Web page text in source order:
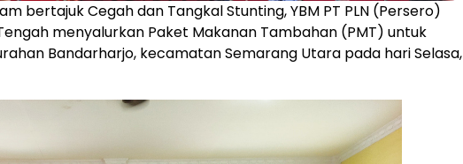
bertajuk Cegah dan Tangkal Stunting, YBM PT PLN (Persero)
menyalurkan Paket Makanan Tambahan (PMT) untuk
Bandarharjo, kecamatan Semarang Utara pada hari Selasa,